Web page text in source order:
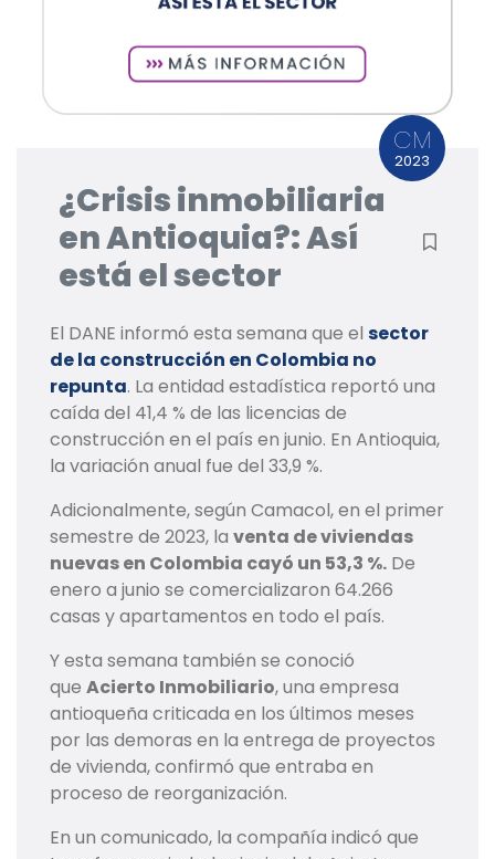
CM
2023
¿Crisis inmobiliaria
en Antioquia?: Así
está el sector
El DANE informó esta semana que el sector
de la construcción en Colombia no
repunta. La entidad estadística reportó una
caída del 41,4 % de las licencias de
construcción en el país en junio. En Antioquia,
la variación anual fue del 33,9 %.
Adicionalmente, según Camacol, en el primer
semestre de 2023, la venta de viviendas
nuevas en Colombia cayó un 53,3 %. De
enero a junio se comercializaron 64.266
casas y apartamentos en todo el país.
Y esta semana también se conoció
que Acierto Inmobiliario, una empresa
antioqueña criticada en los últimos meses
por las demoras en la entrega de proyectos
de vivienda, confirmó que entraba en
proceso de reorganización.
En un comunicado, la compañía indicó que